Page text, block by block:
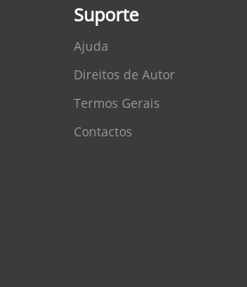
Suporte
Ajuda
Direitos de Autor
Termos Gerais
Contactos